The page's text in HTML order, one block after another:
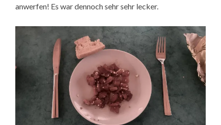
anwerfen! Es war dennoch sehr sehr lecker.